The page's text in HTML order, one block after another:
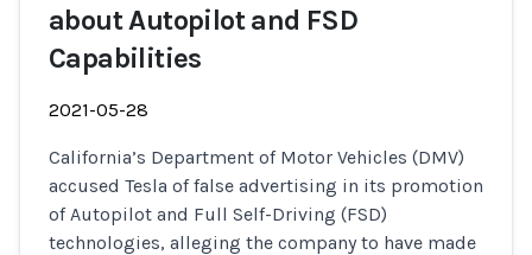
about Autopilot and FSD
Capabilities
2021-05-28
California’s Department of Motor Vehicles (DMV)
accused Tesla of false advertising in its promotion
of Autopilot and Full Self-Driving (FSD)
technologies, alleging the company to have made